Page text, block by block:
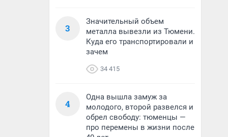
3
Значительный объем
металла вывезли из Тюмени.
Куда его транспортировали и
зачем
34 415
4
Одна вышла замуж за
молодого, второй развелся и
обрел свободу: тюменцы —
про перемены в жизни после